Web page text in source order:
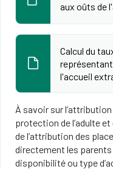
aux oûts de
Calcul du
l'accueil
À savoir sur
protection de l’adulte et
de l’attribution des
directement les parents
disponibilité ou type